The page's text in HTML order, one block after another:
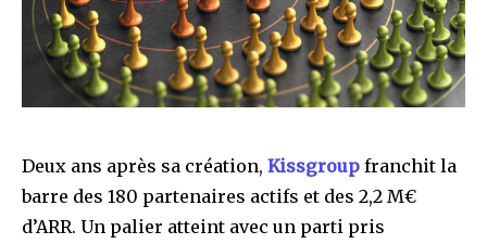
Deux ans après sa création, Kissgroup franchit la
barre des 180 partenaires actifs et des 2,2 M€
d’ARR. Un palier atteint avec un parti pris